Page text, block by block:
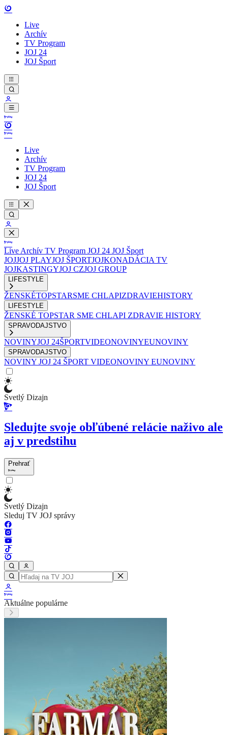
Live
Archív
TV Program
JOJ 24
JOJ Šport
Live
Archív
TV Program
JOJ 24
JOJ Šport
Live Archív TV Program JOJ 24 JOJ Šport
JOJJOJ PLAYJOJ ŠPORTJOJKONADÁCIA TV
JOJKASTINGYJOJ CZJOJ GROUP
LIFESTYLE
ŽENSKÉTOPSTARSME CHLAPIZDRAVIEHISTORY
LIFESTYLE
ŽENSKÉ TOPSTAR SME CHLAPI ZDRAVIE HISTORY
SPRAVODAJSTVO
NOVINYJOJ 24ŠPORTVIDEONOVINYEUNOVINY
SPRAVODAJSTVO
NOVINY JOJ 24 ŠPORT VIDEONOVINY EUNOVINY
Svetlý Dizajn
Sledujte svoje obľúbené relácie naživo ale
aj v predstihu
Prehrať
Svetlý Dizajn
Sleduj TV JOJ správy
Aktuálne populárne